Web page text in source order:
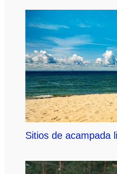
Sitios de acampada